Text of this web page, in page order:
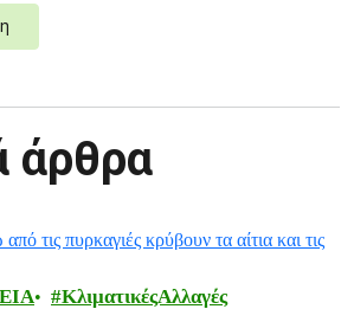
άρθρα
ΚλιματικέςΑλλαγές